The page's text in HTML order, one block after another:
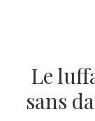
Le
sans